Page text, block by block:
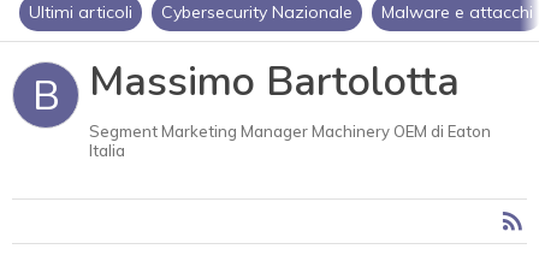
Ultimi articoli Cybersecurity Nazionale Malware e attacchi
B Massimo Bartolotta
Segment Marketing Manager Machinery OEM di Eaton
Italia